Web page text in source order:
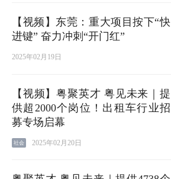
【视频】东莞：重大项目按下“快
进键” 奋力冲刺“开门红”
2025年02月19日
【视频】粤聚英才 粤见未来｜提
供超2000个岗位！出租车行业招
募专场启幕
社会 2025年02月20日